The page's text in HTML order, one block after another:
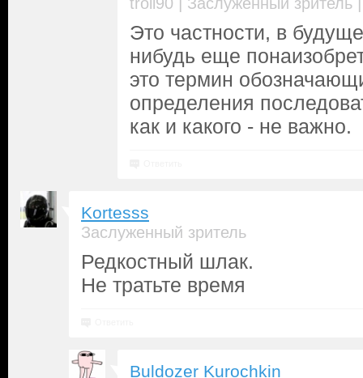
Это частности, в
нибудь еще
это термин
определения
как и какого - не важно.
Kortesss
Заслуженный зритель
Редкостный шлак.
Не тратьте время
Buldozer Kurochkin